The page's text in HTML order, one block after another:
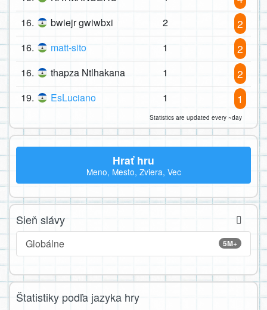
16. bwiejr gwiwbxi 2 2
16. matt-sito 1 2
16. thapza Ntlhakana 1 2
19. EsLuciano 1 1
Statistics are updated every ~day
Hrať hru
Meno, Mesto, Zviera, Vec
Sieň slávy
5M+
Globálne
Štatistiky podľa jazyka hry